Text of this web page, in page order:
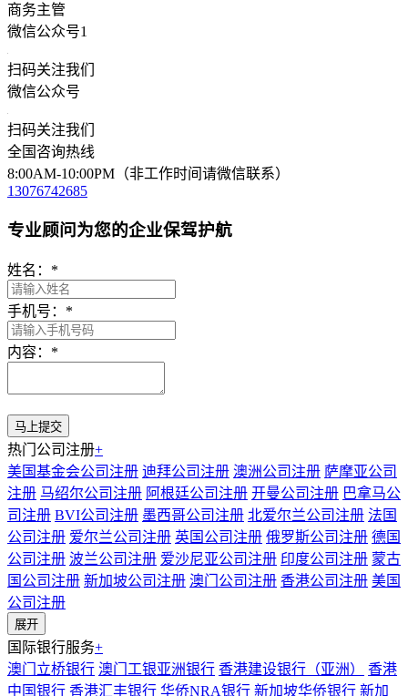
商务主管
微信公众号1
扫码关注我们
微信公众号
扫码关注我们
全国咨询热线
8:00AM-10:00PM（非工作时间请微信联系）
13076742685
专业顾问为您的企业保驾护航
姓名： *
手机号： *
内容： *
热门公司注册+
美国基金会公司注册 迪拜公司注册 澳洲公司注册 萨摩亚公司
注册 马绍尔公司注册 阿根廷公司注册 开曼公司注册 巴拿马公
司注册 BVI公司注册 墨西哥公司注册 北爱尔兰公司注册 法国
公司注册 爱尔兰公司注册 英国公司注册 俄罗斯公司注册 德国
公司注册 波兰公司注册 爱沙尼亚公司注册 印度公司注册 蒙古
国公司注册 新加坡公司注册 澳门公司注册 香港公司注册 美国
公司注册
展开
国际银行服务+
澳门立桥银行 澳门工银亚洲银行 香港建设银行（亚洲）
香港
中国银行 香港汇丰银行 华侨NRA银行 新加坡华侨银行 新加